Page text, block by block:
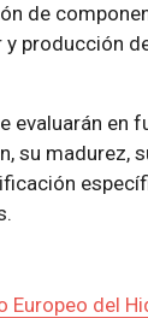
de
producción
evaluarán en
su madurez,
Europeo del